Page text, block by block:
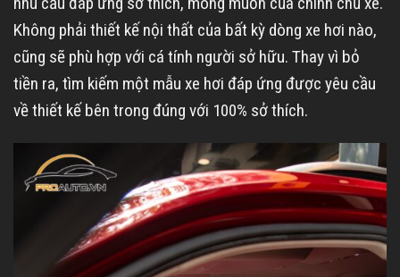
Không phải thiết kế nội thất của bất kỳ dòng xe hơi nào,
cũng sẽ phù hợp với cá tính người sở hữu. Thay vì bỏ
tiền ra, tìm kiếm một mẫu xe hơi đáp ứng được yêu cầu
về thiết kế bên trong đúng với 100% sở thích.